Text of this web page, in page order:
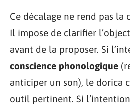
Ce décalage ne rend pas la
Il impose de clarifier
avant de la proposer. Si
conscience phonologique
anticiper un son), le dorica
outil pertinent. Si